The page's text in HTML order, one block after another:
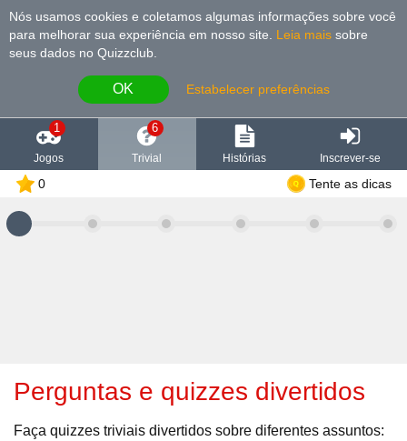
Nós usamos cookies e coletamos algumas informações sobre você
para melhorar sua experiência em nosso site
Leia mais sobre
seus dados no Quizzclub.
OK Estabelecer preferências
1
Jogos
6
Trivial Histórias Inscrever-se
0 Tente as dicas
Perguntas e quizzes divertidos
Faça quizzes triviais divertidos sobre diferentes assuntos: